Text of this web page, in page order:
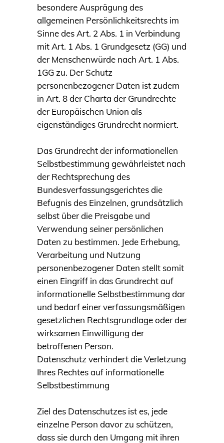
besondere Ausprägung des
allgemeinen Persönlichkeitsrechts im
Sinne des Art. 2 Abs. 1 in Verbindung
mit Art. 1 Abs. 1 Grundgesetz (GG) und
der Menschenwürde nach Art. 1 Abs.
1GG zu. Der Schutz
personenbezogener Daten ist zudem
in Art. 8 der Charta der Grundrechte
der Europäischen Union als
eigenständiges Grundrecht normiert.
Das Grundrecht der informationellen
Selbstbestimmung gewährleistet nach
der Rechtsprechung des
Bundesverfassungsgerichtes die
Befugnis des Einzelnen, grundsätzlich
selbst über die Preisgabe und
Verwendung seiner persönlichen
Daten zu bestimmen. Jede Erhebung,
Verarbeitung und Nutzung
personenbezogener Daten stellt somit
einen Eingriff in das Grundrecht auf
informationelle Selbstbestimmung dar
und bedarf einer verfassungsmäßigen
gesetzlichen Rechtsgrundlage oder der
wirksamen Einwilligung der
betroffenen Person.
Datenschutz verhindert die Verletzung
Ihres Rechtes auf informationelle
Selbstbestimmung
Ziel des Datenschutzes ist es, jede
einzelne Person davor zu schützen,
dass sie durch den Umgang mit ihren